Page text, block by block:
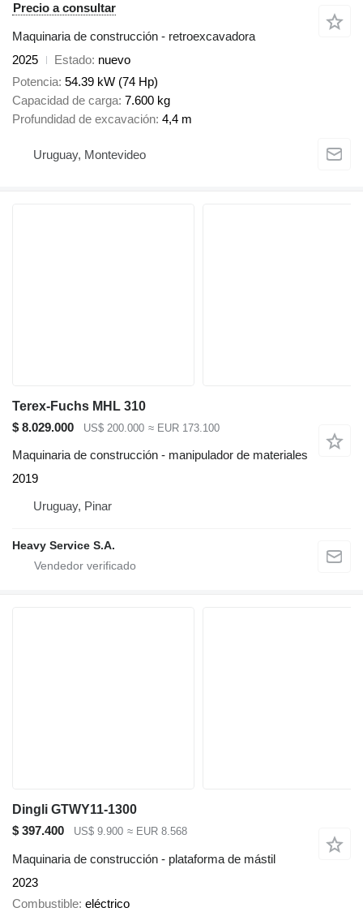
Precio a consultar
Maquinaria de construcción - retroexcavadora
2025
Estado nuevo
Potencia 54.39 kW (74 Hp)
Capacidad de carga 7.600 kg
Profundidad de excavación 4,4 m
Uruguay, Montevideo
Terex-Fuchs MHL 310
$ 8.029.000
US$ 200.000 ≈ EUR 173.100
Maquinaria de construcción - manipulador de materiales
2019
Uruguay, Pinar
Heavy Service S.A.
Dingli GTWY11-1300
$ 397.400
US$ 9.900 ≈ EUR 8.568
Maquinaria de construcción - plataforma de mástil
2023
Combustible eléctrico